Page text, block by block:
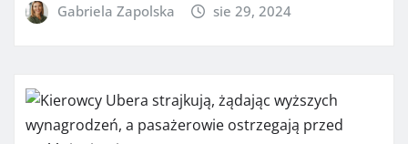
Gabriela Zapolska sie 29, 2024